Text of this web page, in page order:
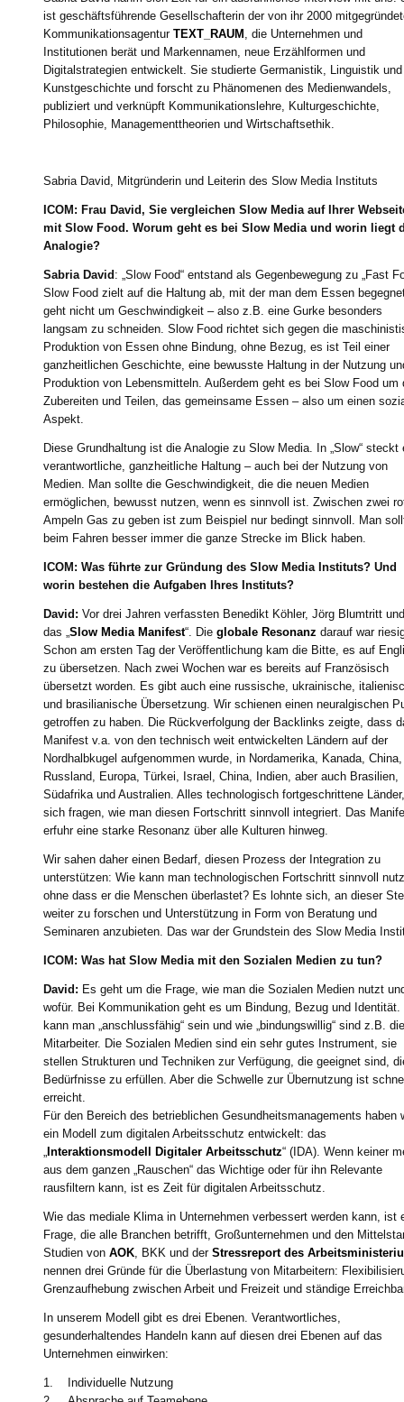
ist geschäftsführende Gesellschafterin der von ihr 2000
Kommunikationsagentur TEXT_RAUM , die Unternehmen und
Institutionen berät und Markennamen, neue Erzählformen und
Digitalstrategien entwickelt. Sie studierte Germanistik, Linguistik und
Kunstgeschichte und forscht zu Phänomenen des Medienwandels,
publiziert und verknüpft Kommunikationslehre, Kulturgeschichte,
Philosophie, Managementtheorien und Wirtschaftsethik.
Sabria David, Mitgründerin und Leiterin des Slow Media Instituts
ICOM: Frau David, Sie vergleichen Slow Media auf Ihrer
mit Slow Food. Worum geht es bei Slow Media und worin liegt
Analogie?
Sabria David : „Slow Food“ entstand als Gegenbewegung zu „Fast
Slow Food zielt auf die Haltung ab, mit der man dem Essen
geht nicht um Geschwindigkeit – also z.B. eine Gurke besonders
langsam zu schneiden. Slow Food richtet sich gegen die
Produktion von Essen ohne Bindung, ohne Bezug, es ist Teil einer
ganzheitlichen Geschichte, eine bewusste Haltung in der Nutzung
Produktion von Lebensmitteln. Außerdem geht es bei Slow Food um
Zubereiten und Teilen, das gemeinsame Essen – also um einen
Aspekt.
Diese Grundhaltung ist die Analogie zu Slow Media. In „Slow“ steckt
verantwortliche, ganzheitliche Haltung – auch bei der Nutzung von
Medien. Man sollte die Geschwindigkeit, die die neuen Medien
ermöglichen, bewusst nutzen, wenn es sinnvoll ist. Zwischen zwei
Ampeln Gas zu geben ist zum Beispiel nur bedingt sinnvoll. Man
beim Fahren besser immer die ganze Strecke im Blick haben.
ICOM: Was führte zur Gründung des Slow Media Instituts? Und
worin bestehen die Aufgaben Ihres Instituts?
David: Vor drei Jahren verfassten Benedikt Köhler, Jörg Blumtritt
das „Slow Media Manifest“. Die globale Resonanz darauf war
Schon am ersten Tag der Veröffentlichung kam die Bitte, es auf
zu übersetzen. Nach zwei Wochen war es bereits auf Französisch
übersetzt worden. Es gibt auch eine russische, ukrainische,
und brasilianische Übersetzung. Wir schienen einen neuralgischen
getroffen zu haben. Die Rückverfolgung der Backlinks zeigte, dass
Manifest v.a. von den technisch weit entwickelten Ländern auf der
Nordhalbkugel aufgenommen wurde, in Nordamerika, Kanada, China,
Russland, Europa, Türkei, Israel, China, Indien, aber auch Brasilien,
Südafrika und Australien. Alles technologisch fortgeschrittene
sich fragen, wie man diesen Fortschritt sinnvoll integriert. Das
erfuhr eine starke Resonanz über alle Kulturen hinweg.
Wir sahen daher einen Bedarf, diesen Prozess der Integration zu
unterstützen: Wie kann man technologischen Fortschritt sinnvoll
ohne dass er die Menschen überlastet? Es lohnte sich, an dieser
weiter zu forschen und Unterstützung in Form von Beratung und
Seminaren anzubieten. Das war der Grundstein des Slow Media
ICOM: Was hat Slow Media mit den Sozialen Medien zu tun?
David: Es geht um die Frage, wie man die Sozialen Medien nutzt
wofür. Bei Kommunikation geht es um Bindung, Bezug und Identität.
kann man „anschlussfähig“ sein und wie „bindungswillig“ sind z.B. die
Mitarbeiter. Die Sozialen Medien sind ein sehr gutes Instrument, sie
stellen Strukturen und Techniken zur Verfügung, die geeignet sind,
Bedürfnisse zu erfüllen. Aber die Schwelle zur Übernutzung ist
erreicht.
Für den Bereich des betrieblichen Gesundheitsmanagements haben
ein Modell zum digitalen Arbeitsschutz entwickelt: das
„ Interaktionsmodell Digitaler Arbeitsschutz“ (IDA). Wenn keiner
aus dem ganzen „Rauschen“ das Wichtige oder für ihn Relevante
rausfiltern kann, ist es Zeit für digitalen Arbeitsschutz.
Wie das mediale Klima in Unternehmen verbessert werden kann, ist
Frage, die alle Branchen betrifft, Großunternehmen und den
Studien von AOK, BKK und der Stressreport des
nennen drei Gründe für die Überlastung von Mitarbeitern:
Grenzaufhebung zwischen Arbeit und Freizeit und ständige
In unserem Modell gibt es drei Ebenen. Verantwortliches,
gesunderhaltendes Handeln kann auf diesen drei Ebenen auf das
Unternehmen einwirken:
1. Individuelle Nutzung